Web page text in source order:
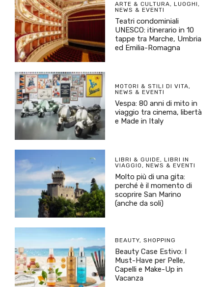
ARTE & CULTURA, LUOGHI,
NEWS & EVENTI
Teatri condominiali
UNESCO: itinerario in 10
tappe tra Marche, Umbria
ed Emilia-Romagna
MOTORI & STILI DI VITA,
NEWS & EVENTI
Vespa: 80 anni di mito in
viaggio tra cinema, libertà
e Made in Italy
LIBRI & GUIDE, LIBRI IN
VIAGGIO, NEWS & EVENTI
Molto più di una gita:
perché è il momento di
scoprire San Marino
(anche da soli)
BEAUTY, SHOPPING
Beauty Case Estivo: I
Must-Have per Pelle,
Capelli e Make-Up in
Vacanza